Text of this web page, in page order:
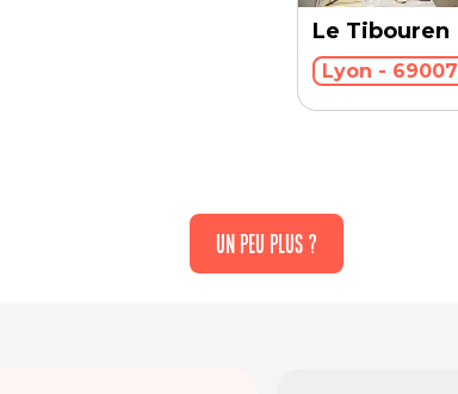
Le Tibouren
Lyon - 69007
UN PEU PLUS ?